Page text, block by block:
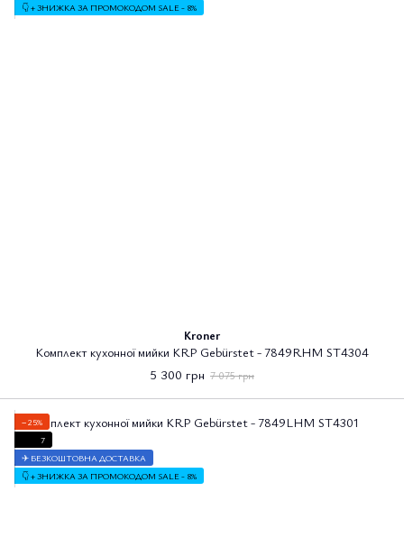
👇 + ЗНИЖКА ЗА ПРОМОКОДОМ SALE - 8%
Kroner
Комплект кухонної мийки KRP Gebürstet - 7849RHM ST4304
5 300 грн 7 075 грн
−25%
7
✈ БЕЗКОШТОВНА ДОСТАВКА
👇 + ЗНИЖКА ЗА ПРОМОКОДОМ SALE - 8%